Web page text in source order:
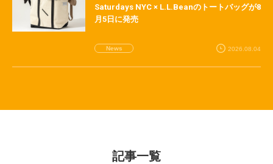
Saturdays NYC × L.L.Beanのトートバッグが8
月5日に発売
News 2026.08.04
記事一覧